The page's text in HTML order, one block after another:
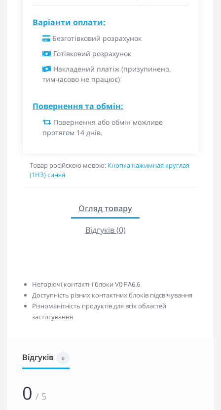
Варіанти оплати:
Безготівковий розрахунок
Готівковий розрахунок
Накладений платіж (призупинено,
тимчасово не працює)
Повернення та обмін:
Повернення або обмін можливе
протягом 14 днів.
Товар російскою мовою: Кнопка нажимная круглая
(1НЗ) синяя
Огляд товару
Відгуків (0)
Негорючі контактні блоки V0 PA6.6
Доступність різних контактних блоків підсвічування
Різноманітність продуктів для всіх областей
застосування
Відгуків 0
0 / 5